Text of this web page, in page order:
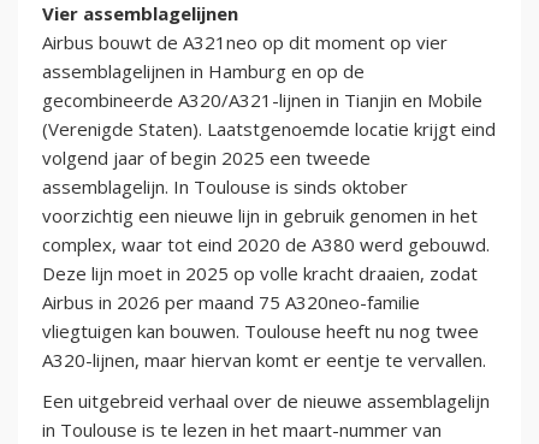
Vier assemblagelijnen
Airbus bouwt de A321neo op dit moment op vier
assemblagelijnen in Hamburg en op de
gecombineerde A320/A321-lijnen in Tianjin en Mobile
(Verenigde Staten). Laatstgenoemde locatie krijgt eind
volgend jaar of begin 2025 een tweede
assemblagelijn. In Toulouse is sinds oktober
voorzichtig een nieuwe lijn in gebruik genomen in het
complex, waar tot eind 2020 de A380 werd gebouwd.
Deze lijn moet in 2025 op volle kracht draaien, zodat
Airbus in 2026 per maand 75 A320neo-familie
vliegtuigen kan bouwen. Toulouse heeft nu nog twee
A320-lijnen, maar hiervan komt er eentje te vervallen.
Een uitgebreid verhaal over de nieuwe assemblagelijn
in Toulouse is te lezen in het maart-nummer van